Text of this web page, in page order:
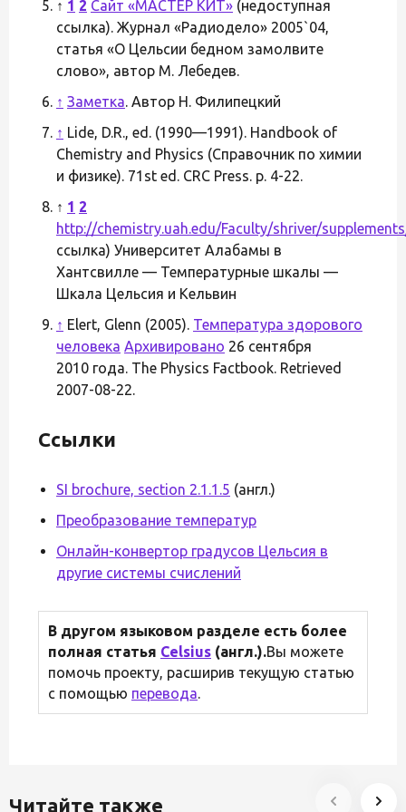
↑ 1 2 Сайт «МАСТЕР КИТ» (недоступная
ссылка). Журнал «Радиодело» 2005`04,
статья «О Цельсии бедном замолвите
слово», автор М. Лебедев.
↑ Заметка. Автор Н. Филипецкий
↑ Lide, D.R., ed. (1990—1991). Handbook of
Chemistry and Physics (Справочник по химии
и физике). 71st ed. CRC Press. p. 4-22.
↑ 1 2
http://chemistry.uah.edu/Faculty/shriver/
ссылка) Университет Алабамы в
Хантсвилле — Температурные шкалы —
Шкала Цельсия и Кельвин
↑ Elert, Glenn (2005). Температура здорового
человека Архивировано 26 сентября
2010 года. The Physics Factbook. Retrieved
2007-08-22.
Ссылки
SI brochure, section 2.1.1.5 (англ.)
Преобразование температур
Онлайн-конвертор градусов Цельсия в
другие системы счислений
В другом языковом разделе есть более
полная статья Celsius (англ.).Вы можете
помочь проекту, расширив текущую статью
с помощью перевода.
Читайте также